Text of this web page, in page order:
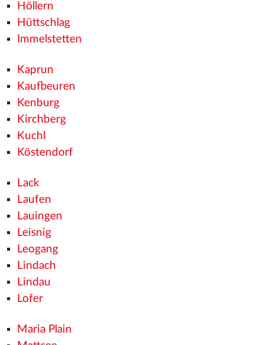
Höllern
Hüttschlag
Immelstetten
Kaprun
Kaufbeuren
Kenburg
Kirchberg
Kuchl
Köstendorf
Lack
Laufen
Lauingen
Leisnig
Leogang
Lindach
Lindau
Lofer
Maria Plain